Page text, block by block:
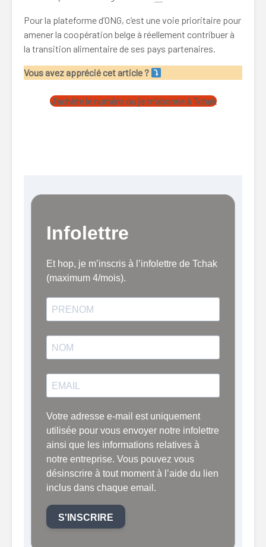
Pour la plateforme d’ONG, c’est une voie prioritaire pour
amener la coopération belge à réellement contribuer à
la transition alimentaire de ses pays partenaires.
Vous avez apprécié cet article ?
J’achète le numéro ou je m’abonne à Tchak
Infolettre
Et hop, je m’inscris à l’infolettre de Tchak
(maximum 4/mois).
Votre adresse e-mail est uniquement
utilisée pour vous envoyer notre infolettre
ainsi que les informations relatives à
notre entreprise. Vous pouvez vous
désinscrire à tout moment à l’aide du lien
inclus dans chaque email.
S'INSCRIRE